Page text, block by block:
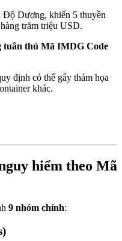
Độ Dương, khiến 5 thuyền
trăm triệu USD.
tuân thủ Mã IMDG Code
định có thể gây thảm họa
khác.
hiểm theo Mã
9 nhóm chính: